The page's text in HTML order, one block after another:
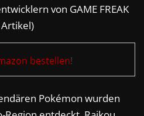
von GAME FREAK
bestellen!
Pokémon wurden